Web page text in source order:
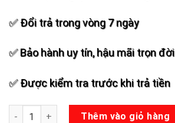
✅ Đổi trả trong vòng 7 ngày
✅ Bảo hành uy tín, hậu mãi trọn đời
✅ Được kiểm tra trước khi trả tiền
Loa Kéo SANSUI SG5-15 số lượng
Thêm vào giỏ hàng